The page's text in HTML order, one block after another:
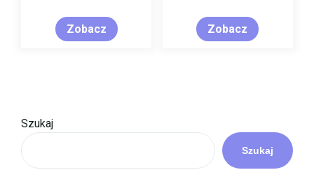
Zobacz Zobacz
Szukaj
Szukaj